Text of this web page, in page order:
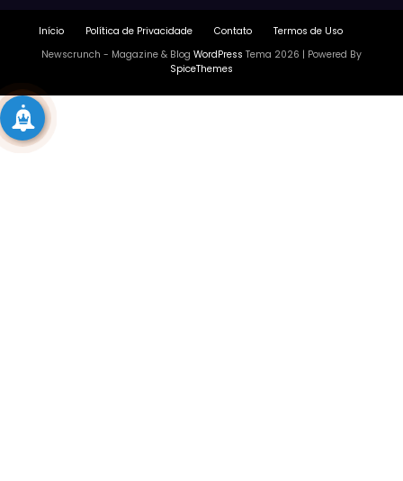
Início Política de Privacidade Contato
Termos de Uso
Newscrunch - Magazine & Blog WordPress Tema 2026 | Powered By
SpiceThemes